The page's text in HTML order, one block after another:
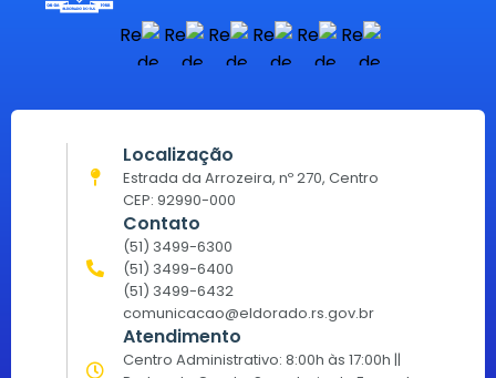
Localização
Estrada da Arrozeira, nº 270, Centro
CEP: 92990-000
Contato
(51) 3499-6300
(51) 3499-6400
(51) 3499-6432
comunicacao@eldorado.rs.gov.br
Atendimento
Centro Administrativo: 8:00h às 17:00h ||